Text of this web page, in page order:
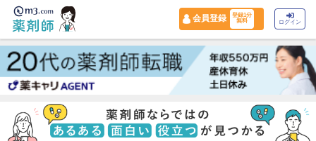
会員登録
登録1分
無料
ログイン